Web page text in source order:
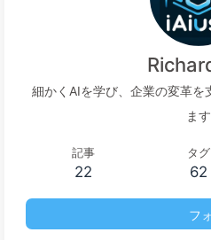
細かくAIを学び、企業の変革を
ます
記事
22
タグ
62
フ